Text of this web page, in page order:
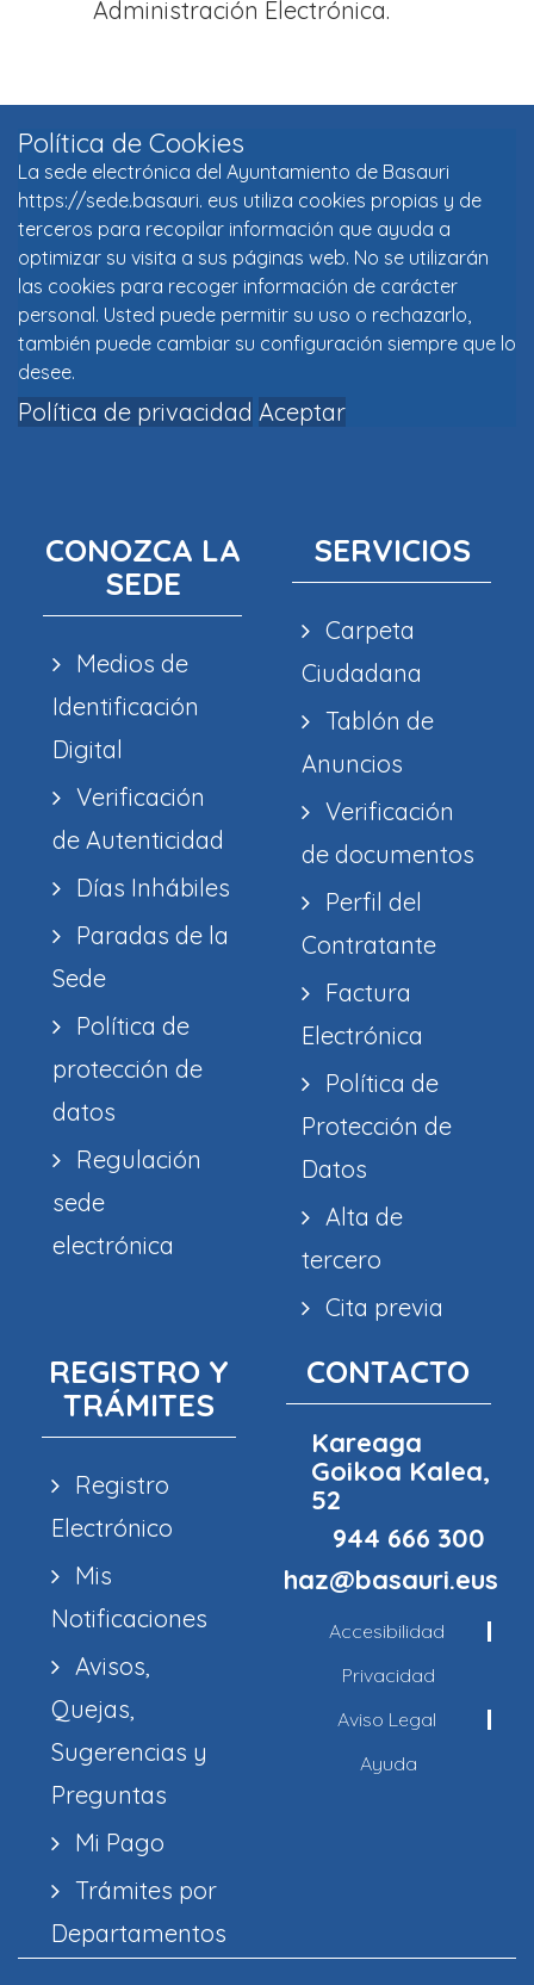
Administración Electrónica.
Política de Cookies
La sede electrónica del Ayuntamiento de Basauri
https://sede.basauri. eus utiliza cookies propias y de
terceros para recopilar información que ayuda a
optimizar su visita a sus páginas web. No se utilizarán
las cookies para recoger información de carácter
personal. Usted puede permitir su uso o rechazarlo,
también puede cambiar su configuración siempre que lo
desee.
Política de privacidad Aceptar
CONOZCA LA
SEDE
Medios de
Identificación
Digital
Verificación
de Autenticidad
Días Inhábiles
Paradas de la
Sede
Política de
protección de
datos
Regulación
sede
electrónica
SERVICIOS
Carpeta
Ciudadana
Tablón de
Anuncios
Verificación
de documentos
Perfil del
Contratante
Factura
Electrónica
Política de
Protección de
Datos
Alta de
tercero
Cita previa
REGISTRO Y
TRÁMITES
Registro
Electrónico
Mis
Notificaciones
Avisos,
Quejas,
Sugerencias y
Preguntas
Mi Pago
Trámites por
Departamentos
CONTACTO
Kareaga
Goikoa Kalea,
52
944 666 300
haz@basauri.eus
Accesibilidad
Privacidad
Aviso Legal
Ayuda